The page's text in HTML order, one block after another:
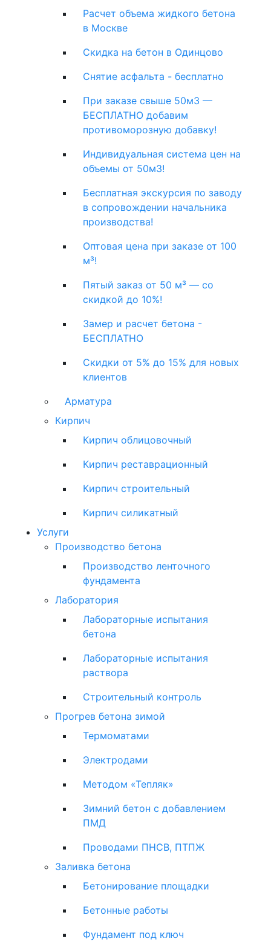
Расчет объема жидкого бетона
в Москве
Скидка на бетон в Одинцово
Снятие асфальта - бесплатно
При заказе свыше 50м3 —
БЕСПЛАТНО добавим
противоморозную добавку!
Индивидуальная система цен на
объемы от 50м3!
Бесплатная экскурсия по заводу
в сопровождении начальника
производства!
Оптовая цена при заказе от 100
м³!
Пятый заказ от 50 м³ — со
скидкой до 10%!
Замер и расчет бетона -
БЕСПЛАТНО
Скидки от 5% до 15% для новых
клиентов
Арматура
Кирпич
Кирпич облицовочный
Кирпич реставрационный
Кирпич строительный
Кирпич силикатный
Услуги
Производство бетона
Производство ленточного
фундамента
Лаборатория
Лабораторные испытания
бетона
Лабораторные испытания
раствора
Строительный контроль
Прогрев бетона зимой
Термоматами
Электродами
Методом «Тепляк»
Зимний бетон с добавлением
ПМД
Проводами ПНСВ, ПТПЖ
Заливка бетона
Бетонирование площадки
Бетонные работы
Фундамент под ключ